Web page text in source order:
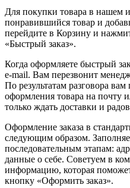
Для покупки товара в нашем
понравившийся товар и
перейдите в Корзину и
«Быстрый заказ».
Когда оформляете быстрый
e-mail. Вам перезвонит
По результатам разговора
оформления товара на почту
только ждать доставки и
Оформление заказа в
следующим образом.
последовательным этапам:
данные о себе. Советуем в
информацию, которая
кнопку «Оформить заказ».